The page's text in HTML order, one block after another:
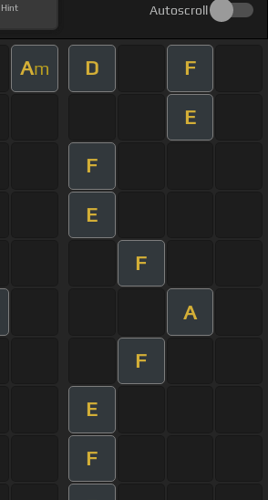
Hint Autoscroll
Am D F
E
F
E
F
A
F
E
F